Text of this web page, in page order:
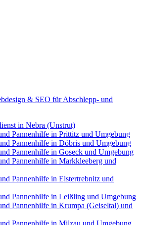
& SEO für Abschlepp- und
in Nebra (Unstrut)
Pannenhilfe in Prittitz und Umgebung
Pannenhilfe in Döbris und Umgebung
Pannenhilfe in Goseck und Umgebung
Pannenhilfe in Markkleeberg und
Pannenhilfe in Elstertrebnitz und
Pannenhilfe in Leißling und Umgebung
Pannenhilfe in Krumpa (Geiseltal) und